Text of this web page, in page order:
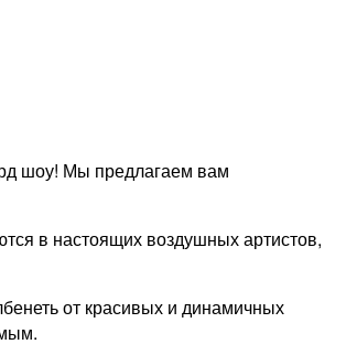
шоу! Мы предлагаем вам
в настоящих воздушных артистов,
от красивых и динамичных